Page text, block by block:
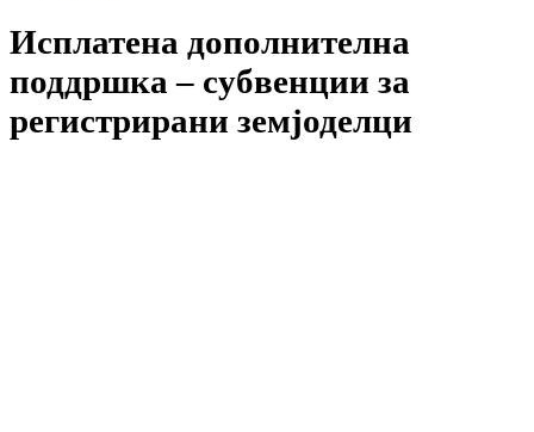
Исплатена дополнителна
поддршка – субвенции за
регистрирани земјоделци